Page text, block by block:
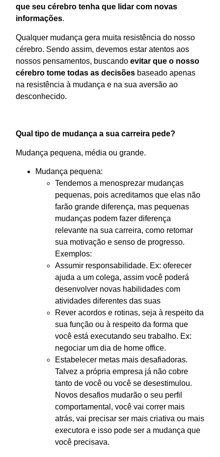
que seu cérebro tenha que lidar com novas
informações.
Qualquer mudança gera muita resistência do nosso
cérebro. Sendo assim, devemos estar atentos aos
nossos pensamentos, buscando evitar que o nosso
cérebro tome todas as decisões baseado apenas
na resistência à mudança e na sua aversão ao
desconhecido.
Qual tipo de mudança a sua carreira pede?
Mudança pequena, média ou grande.
Mudança pequena:
Tendemos a menosprezar mudanças
pequenas, pois acreditamos que elas não
farão grande diferença, mas pequenas
mudanças podem fazer diferença
relevante na sua carreira, como retomar
sua motivação e senso de progresso.
Exemplos:
Assumir responsabilidade. Ex: oferecer
ajuda a um colega, assim você poderá
desenvolver novas habilidades com
atividades diferentes das suas
Rever acordos e rotinas, seja à respeito da
sua função ou à respeito da forma que
você está executando seu trabalho. Ex:
negociar um dia de home office.
Estabelecer metas mais desafiadoras.
Talvez a própria empresa já não cobre
tanto de você ou você se desestimulou.
Novos desafios mudarão o seu perfil
comportamental, você vai correr mais
atrás, vai precisar ser mais criativa ou mais
executora e isso pode ser a mudança que
você precisava.